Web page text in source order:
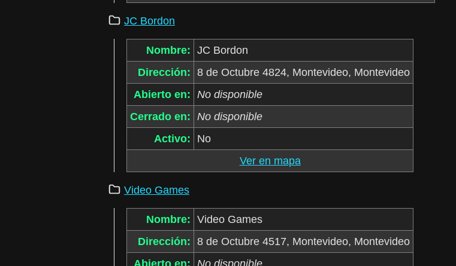
JC Bordon
Nombre: JC Bordon
Dirección: 8 de Octubre 4824, Montevideo, Montevideo
Abierto en: No disponible
Cerrado en: No disponible
Activo:
No
Ver en mapa
Video Games
Nombre: Video Games
Dirección: 8 de Octubre 4517, Montevideo, Montevideo
Abierto en: No disponible